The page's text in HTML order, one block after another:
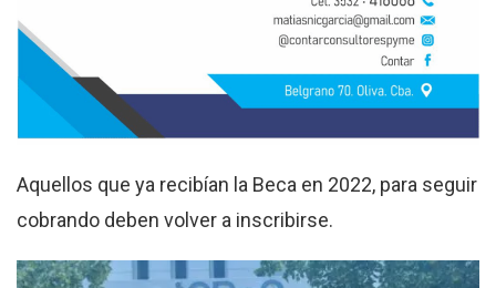
Aquellos que ya recibían la Beca en 2022, para seguir
cobrando deben volver a inscribirse.​